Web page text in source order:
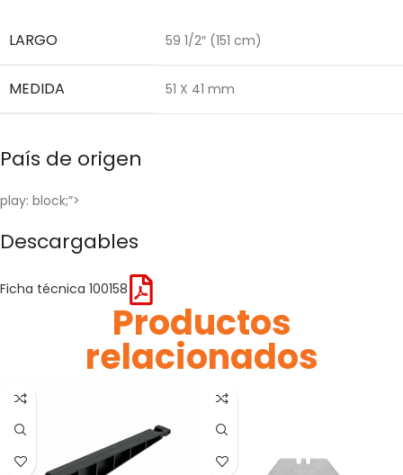
LARGO 59 1/2″ (151 cm)
MEDIDA 51 X 41 mm
País de origen
play: block;”>
Descargables
Ficha técnica 100158
Productos
relacionados